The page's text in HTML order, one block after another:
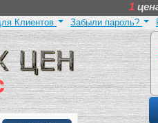
1
Забыли пароль?
Клиентов